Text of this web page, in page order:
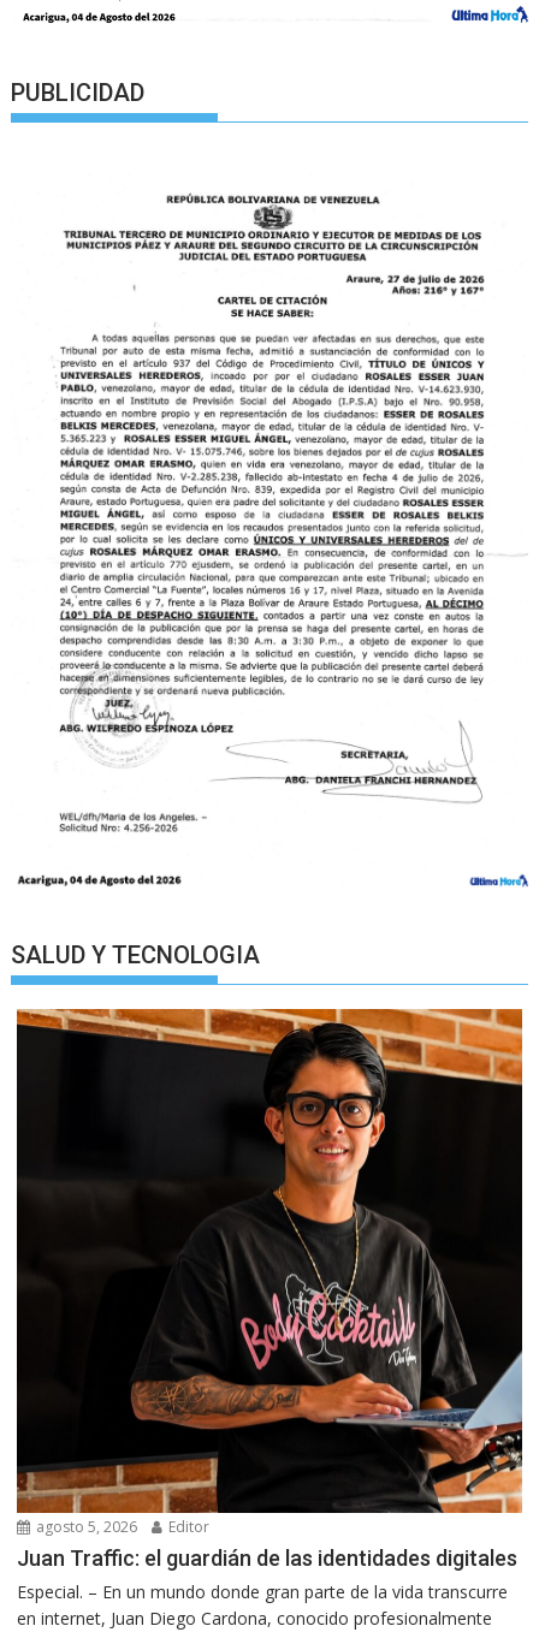
PUBLICIDAD
SALUD Y TECNOLOGIA
agosto 5, 2026 Editor
Juan Traffic: el guardián de las identidades digitales
Especial. – En un mundo donde gran parte de la vida transcurre
en internet, Juan Diego Cardona, conocido profesionalmente